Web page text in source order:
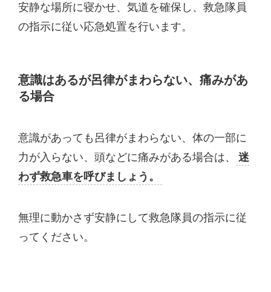
安静な場所に寝かせ、気道を確保し、救急隊員
の指示に従い応急処置を行います。
意識はあるが呂律がまわらない、痛みがあ
る場合
意識があっても呂律がまわらない、体の一部に
力が入らない、頭などに痛みがある場合は、
迷
わず救急車を呼びましょう。
無理に動かさず安静にして救急隊員の指示に従
ってください。